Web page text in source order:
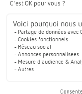
TRIANON
GROUPE